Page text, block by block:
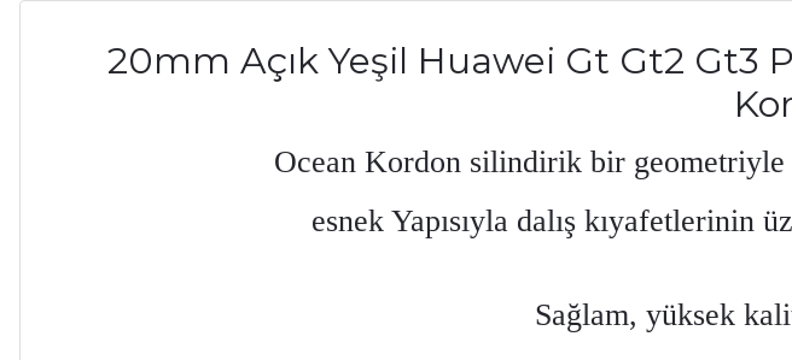
20mm Açık Yeşil Huawei Gt Gt2 Gt3
Ocean Kordon silindirik bir
esnek Yapısıyla dalış
Sağlam, yüksek